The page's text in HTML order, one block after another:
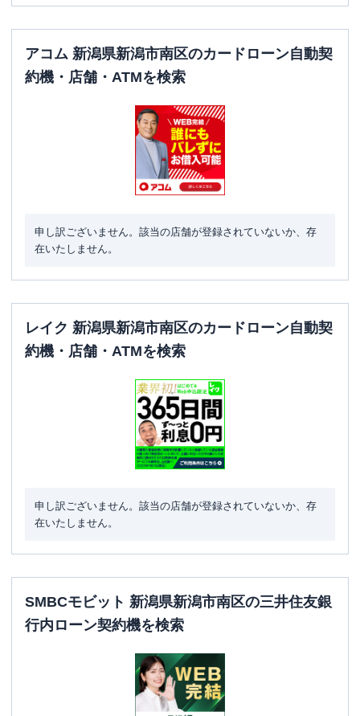
アコム 新潟県新潟市南区のカードローン自動契
約機・店舗・ATMを検索
申し訳ございません。該当の店舗が登録されていないか、存
在いたしません。
レイク 新潟県新潟市南区のカードローン自動契
約機・店舗・ATMを検索
申し訳ございません。該当の店舗が登録されていないか、存
在いたしません。
SMBCモビット 新潟県新潟市南区の三井住友銀
行内ローン契約機を検索